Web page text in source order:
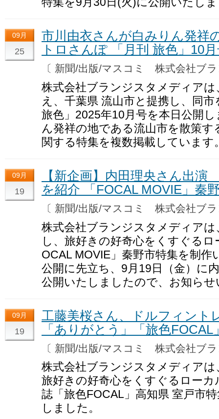
09月
25
市川由衣さんが白みりん発祥
トロさんぽ 「月刊 旅色」10
〔 新聞/出版/マスコミ 株式会社ブ
株式会社ブランジスタメディア
え、千葉県 流山市と提携し、同
旅色」2025年10月号を本日公開
ん発祥の地である流山市を散策
関する特集を複数掲載しています
09月
19
【新企画】内田理央さん出
を紹介 「FOCAL MOVIE」秦
〔 新聞/出版/マスコミ 株式会社ブ
株式会社ブランジスタメディアは
し、旅好きの好奇心をくすぐる
OCAL MOVIE」秦野市特集を制
公開に先立ち、9月19日（金）に
公開いたしましたので、お知ら
09月
19
工藤美桜さん、ドルフィント
「ありがとう」「旅色
〔 新聞/出版/マスコミ 株式会社ブ
株式会社ブランジスタメディア
旅好きの好奇心をくすぐるロー
誌「旅色FOCAL」高知県 室戸市
しました。